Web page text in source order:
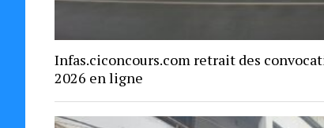
Infas.ciconcours.com retrait des
2026 en ligne